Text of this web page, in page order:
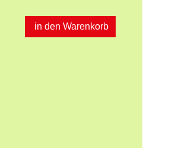
in den Warenkorb